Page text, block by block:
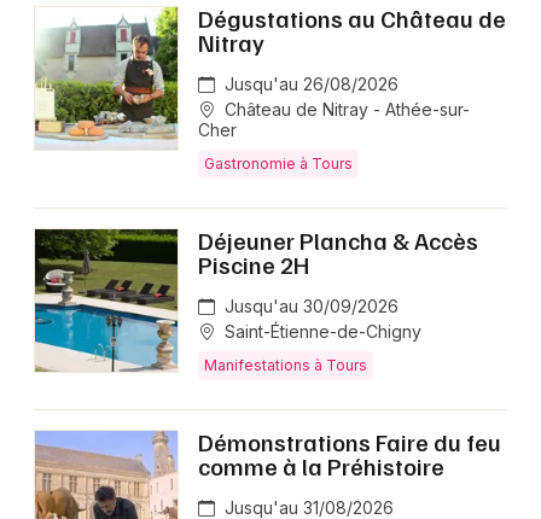
Dégustations au Château de
Nitray
Jusqu'au 26/08/2026
Château de Nitray - Athée-sur-
Cher
Gastronomie à Tours
Déjeuner Plancha & Accès
Piscine 2H
Jusqu'au 30/09/2026
Saint-Étienne-de-Chigny
Manifestations à Tours
Démonstrations Faire du feu
comme à la Préhistoire
Jusqu'au 31/08/2026